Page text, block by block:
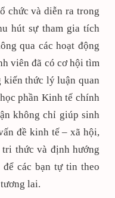
chức và diễn ra trong
hút sự tham gia tích
qua các hoạt động
viên đã có cơ hội tìm
kiến thức lý luận quan
phần Kinh tế chính
không chỉ giúp sinh
đề kinh tế – xã hội,
thức và định hướng
các bạn tự tin theo
lai.